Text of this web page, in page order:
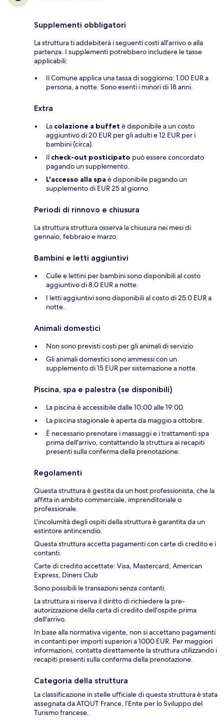
Supplementi obbligatori
La struttura ti addebiterà i seguenti costi all'arrivo o alla
partenza. I supplementi potrebbero includere le tasse
applicabili:
Il Comune applica una tassa di soggiorno: 1.00 EUR a
persona, a notte. Sono esenti i minori di 18 anni.
Extra
La colazione a buffet è disponibile a un costo
aggiuntivo di 20 EUR per gli adulti e 12 EUR per i
bambini (circa).
Il check-out posticipato può essere concordato
pagando un supplemento.
L'accesso alla spa è disponibile pagando un
supplemento di EUR 25 al giorno.
Periodi di rinnovo e chiusura
La struttura struttura osserva la chiusura nei mesi di
gennaio, febbraio e marzo.
Bambini e letti aggiuntivi
Culle e lettini per bambini sono disponibili al costo
aggiuntivo di 8.0 EUR a notte.
I letti aggiuntivi sono disponibili al costo di 25.0 EUR a
notte.
Animali domestici
Non sono previsti costi per gli animali di servizio
Gli animali domestici sono ammessi con un
supplemento di 15 EUR per sistemazione a notte.
Piscina, spa e palestra (se disponibili)
La piscina è accessibile dalle 10:00 alle 19:00.
La piscina stagionale è aperta da maggio a ottobre.
È necessario prenotare i massaggi e i trattamenti spa
prima dell'arrivo, contattando la struttura ai recapiti
presenti sulla conferma della prenotazione.
Regolamenti
Questa struttura è gestita da un host professionista, che la
affitta in ambito commerciale, imprenditoriale o
professionale.
L'incolumità degli ospiti della struttura è garantita da un
estintore antincendio.
Questa struttura accetta pagamenti con carte di credito e i
contanti.
Carte di credito accettate: Visa, Mastercard, American
Express, Diners Club
Sono possibili le transazioni senza contanti.
La struttura si riserva il diritto di richiedere la pre-
autorizzazione della carta di credito dell'ospite prima
dell'arrivo.
In base alla normativa vigente, non si accettano pagamenti
in contanti per importi superiori a 1000 EUR. Per maggiori
informazioni, contatta direttamente la struttura utilizzando i
recapiti presenti sulla conferma della prenotazione.
Categoria della struttura
La classificazione in stelle ufficiale di questa struttura è stata
assegnata da ATOUT France, l’Ente per lo Sviluppo del
Turismo francese.